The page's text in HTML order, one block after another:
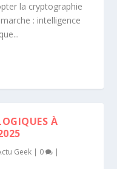
la cryptographie
: intelligence
À
Geek | 0 |